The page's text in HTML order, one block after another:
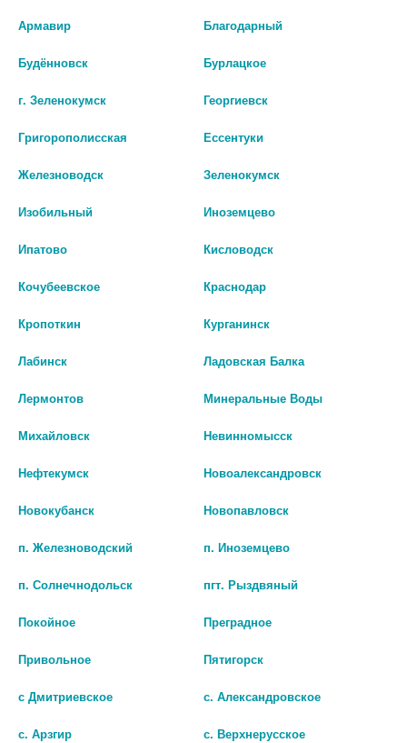
LEKOLIKE ВИТАМИН К2 N120
0 руб.
ATECH NUTRITION ВИТАМИН К2
0 руб.
КАПС ПО 350МГ
451 руб.
шт
В КОРЗИНУ
№120
2 273 руб.
В КОРЗИНУ
Армавир Благодарный
Будённовск Бурлацкое
г. Зеленокумск Георгиевск
Григорополисская Ессентуки
Железноводск Зеленокумск
Изобильный Иноземцево
Ипатово Кисловодск
Кочубеевское Краснодар
Кропоткин Курганинск
Лабинск Ладовская Балка
Лермонтов Минеральные Воды
Михайловск Невинномысск
Нефтекумск Новоалександровск
Новокубанск Новопавловск
п. Железноводский п. Иноземцево
п. Солнечнодольск пгт. Рыздвяный
Покойное Преградное
Привольное Пятигорск
с Дмитриевское с. Александровское
с. Арзгир с. Верхнерусское